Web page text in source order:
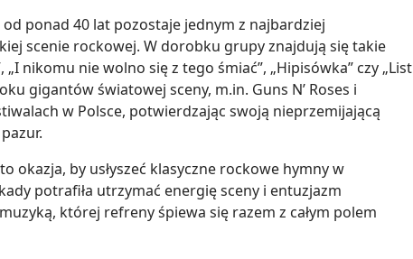
ponad 40 lat pozostaje jednym z najbardziej
scenie rockowej. W dorobku grupy znajdują się takie
nikomu nie wolno się z tego śmiać”, „Hipisówka” czy „List
gigantów światowej sceny, m.in. Guns N’ Roses i
w Polsce, potwierdzając swoją nieprzemijającą
okazja, by usłyszeć klasyczne rockowe hymny w
potrafiła utrzymać energię sceny i entuzjazm
której refreny śpiewa się razem z całym polem